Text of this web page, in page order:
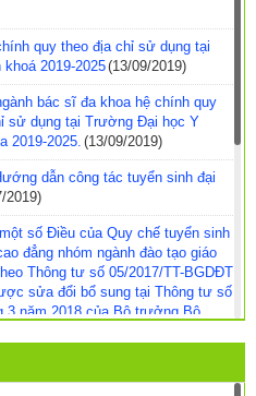
quy theo địa chỉ sử dụng tại
2019-2025(13/09/2019)
bác sĩ đa khoa hệ chính quy
sử dụng tại Trường Đại học Y
2019-2025. (13/09/2019)
dẫn công tác tuyển sinh đại
2019)
số Điều của Quy chế tuyển sinh
đẳng nhóm ngành đào tạo giáo
Thông tư số 05/2017/TT-BGDĐT
sửa đổi bổ sung tại Thông tư số
3 năm 2018 của Bộ trưởng Bộ
học hệ chính quy; tuyển sinh
ngành đào tạo giáo viên hệ chính